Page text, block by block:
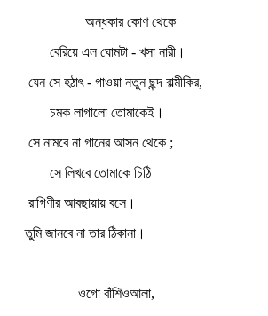
অন্ধকার কোণ থেকে
বেরিয়ে এল ঘোমটা - খসা নারী।
যেন সে হঠাৎ - গাওয়া নতুন ছন্দ বাল্মীকির,
চমক লাগালো তোমাকেই।
সে নামবে না গানের আসন থেকে ;
সে লিখবে তোমাকে চিঠি
রাগিণীর আবছায়ায় বসে।
তুমি জানবে না তার ঠিকানা।
ওগো বাঁশিওআলা,